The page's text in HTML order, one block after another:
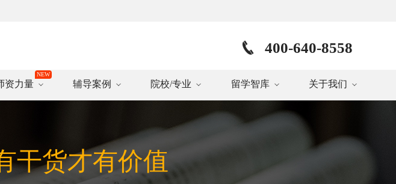
400-640-8558
资力量 辅导案例 院校/专业 留学智库 关于我们
干货才有价值